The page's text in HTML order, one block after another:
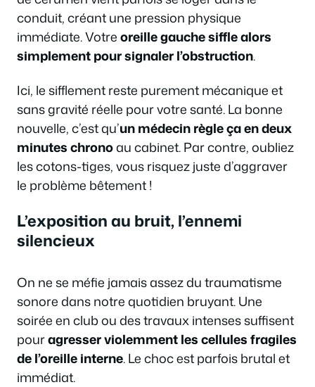
conduit, créant une pression physique
immédiate. Votreoreille gauche siffle alors
simplement pour signaler l’obstruction.
Ici, le sifflement reste purement mécanique et
sans gravité réelle pour votre santé. La bonne
nouvelle, c’est qu’un médecin règle ça en deux
minutes chronoau cabinet. Par contre, oubliez
les cotons-tiges, vous risquez juste d’aggraver
le problème bêtement !
L’exposition au bruit, l’ennemi
silencieux
On ne se méfie jamais assez du traumatisme
sonore dans notre quotidien bruyant. Une
soirée en club ou des travaux intenses suffisent
pouragresser violemment les cellules fragiles
de l’oreille interne. Le choc est parfois brutal et
immédiat.